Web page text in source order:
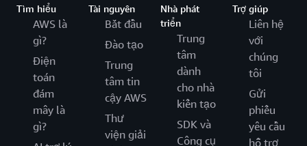
Tìm hiểu
AWS là
gì?
Điện
toán
đám
mây là
gì?
Tài nguyên
Bắt đầu
Đào tạo
Trung
tâm tin
cậy AWS
Thư
viện giải
Nhà phát
triển
Trung
tâm
dành
cho nhà
kiến tạo
SDK và
Công cụ
Trợ giúp
Liên hệ
với
chúng
tôi
Gửi
phiếu
yêu cầu
hỗ trợ